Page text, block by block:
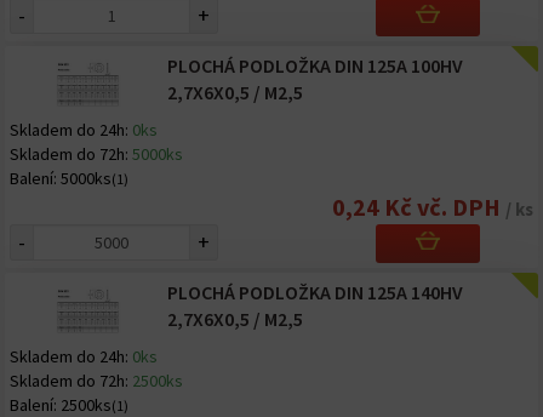
- +
PLOCHÁ PODLOŽKA DIN 125A 100HV
2,7X6X0,5 / M2,5
Skladem do 24h: 0ks
Skladem do 72h: 5000ks
Balení: 5000ks(1)
0,24 Kč vč. DPH / ks
- +
PLOCHÁ PODLOŽKA DIN 125A 140HV
2,7X6X0,5 / M2,5
Skladem do 24h: 0ks
Skladem do 72h: 2500ks
Balení: 2500ks(1)